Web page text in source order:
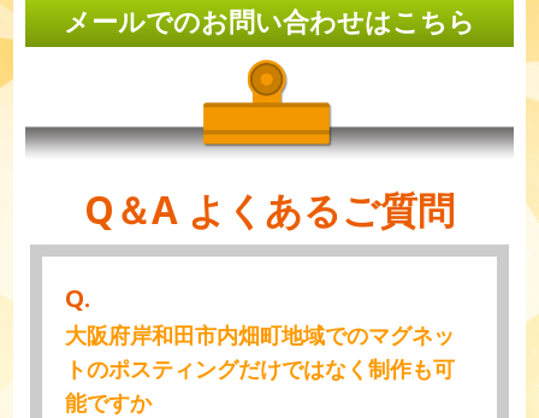
メールでのお問い合わせはこちら
Q＆A よくあるご質問
Q.
大阪府岸和田市内畑町地域でのマグネッ
トのポスティングだけではなく制作も可
能ですか